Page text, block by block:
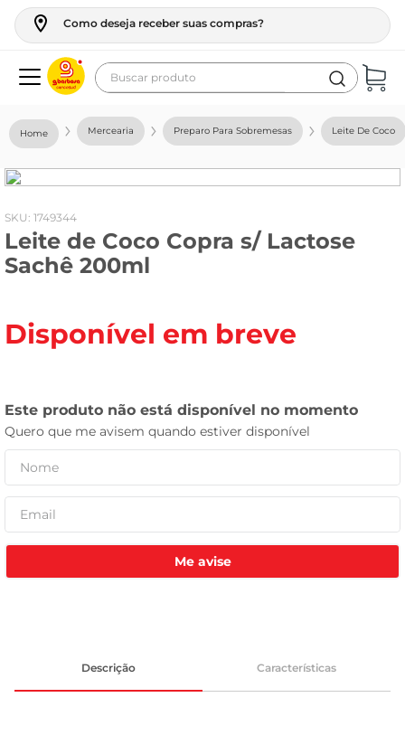
Como deseja receber suas compras?
Buscar produto
Mercearia Preparo Para Sobremesas Leite De Coco
: 1749344
Leite de Coco Copra s/ Lactose
Sachê 200ml
Disponível em breve
Me avise
Descrição Características
geladeira
fogao
café
cerveja
leite
tv